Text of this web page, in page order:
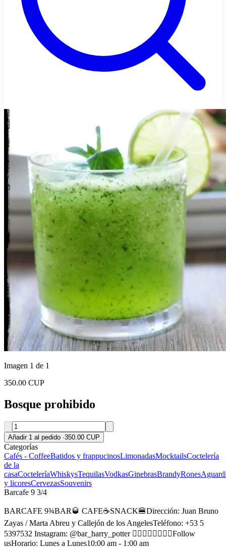
Imagen 1 de 1
350.00 CUP
Bosque prohibido
Añadir 1 al pedido ·350.00 CUP
Categorías
Cafés - CoffeeBatidos y frappucinosLimonadasMocktailsCoctelería
de la
casaCocteleríaWhiskysTequilasVodkasGinebrasBrandyRones
y licoresCervezasSouvenirs
Barcafe 9 3/4
BARCAFE 9¾BAR🥃 CAFE☕SNACK🍔Dirección: Juan Bruno
Zayas / Marta Abreu y Callejón de los AngelesTeléfono: +53 5
5397532 Instagram: @bar_harry_potter 👆🏻👆🏻👆🏻👆🏻Follow
usHorario: Lunes a Lunes10:00 am - 1:00 am